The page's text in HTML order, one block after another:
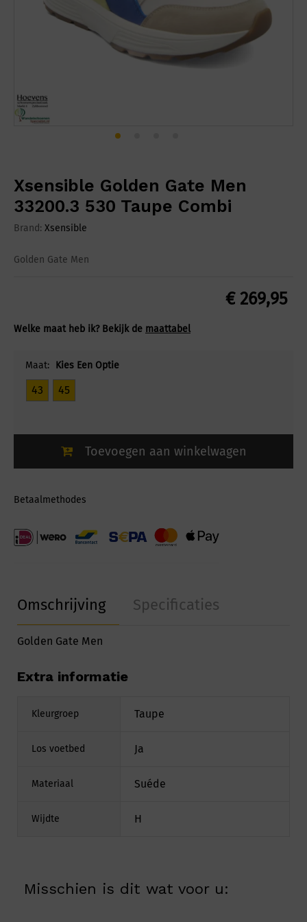
Xsensible Golden Gate Men
33200.3 530 Taupe Combi
Brand: Xsensible
Golden Gate Men
€269,95
Welke maat heb ik? Bekijk de maattabel
Maat: Kies Een Optie
43 45
Toevoegen aan winkelwagen
Betaalmethodes
Omschrijving Specificaties
Golden Gate Men
Extra informatie
Kleurgroep Taupe
Los voetbed Ja
Materiaal Suéde
Wijdte H
Misschien is dit wat voor u: